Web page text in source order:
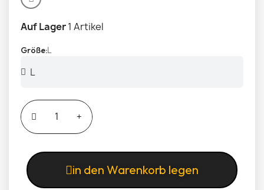
Auf Lager1 Artikel
Größe L
in den Warenkorb legen